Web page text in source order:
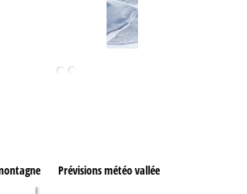
Prévisions météo vallée